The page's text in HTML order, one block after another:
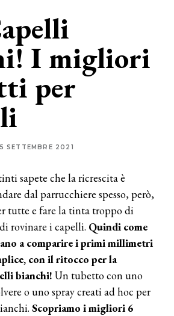
I migliori
per
5 SETTEMBRE 2021
sapete che la ricrescita è
dal parrucchiere spesso, però,
tutte e fare la tinta troppo di
rovinare i capelli. Quindi come
a comparire i primi millimetri
con il ritocco per la
bianchi! Un tubetto con uno
o uno spray creati ad hoc per
Scopriamo i migliori 6